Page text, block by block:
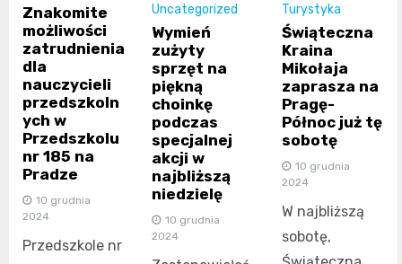
Znakomite
możliwości
zatrudnienia
dla
nauczycieli
przedszkoln
ych w
Przedszkolu
nr 185 na
Pradze
10 grudnia
2024
Przedszkole nr
Uncategorized
Wymień
zużyty
sprzęt na
piękną
choinkę
podczas
specjalnej
akcji w
najbliższą
niedzielę
10 grudnia
2024
Turystyka
Świąteczna
Kraina
Mikołaja
zaprasza na
Pragę-
Północ już tę
sobotę
10 grudnia
2024
W najbliższą
sobotę,